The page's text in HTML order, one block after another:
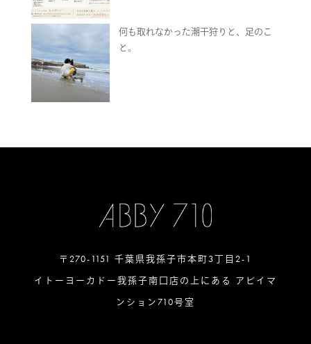
何も取れなかった潮干狩りと、足のこ
と。
〒270-1151 千葉県我孫子市本町3丁目2-1
イトーヨーカドー我孫子南口店の上にある アビイマ
ンション710号室